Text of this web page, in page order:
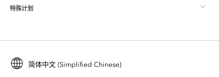
Esri 年轻专家关系网
位置智能
培训
ArcUser
关于 Esri
招贤纳士
特殊计划
ArcGIS for Student Use
简体中文 (Simplified Chinese)